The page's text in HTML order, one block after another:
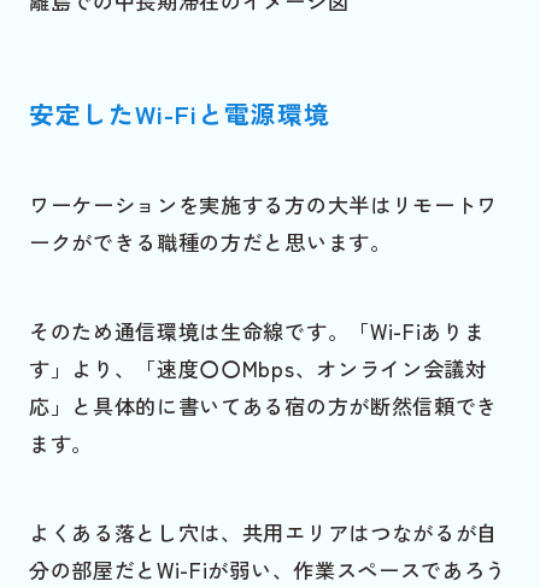
安定したWi-Fiと電源環境
ワーケーションを実施する方の大半はリモートワ
ークができる職種の方だと思います。
そのため通信環境は生命線です。「Wi-Fiありま
す」より、「速度〇〇Mbps、オンライン会議対
応」と具体的に書いてある宿の方が断然信頼でき
ます。
よくある落とし穴は、共用エリアはつながるが自
分の部屋だとWi-Fiが弱い、作業スペースであろう